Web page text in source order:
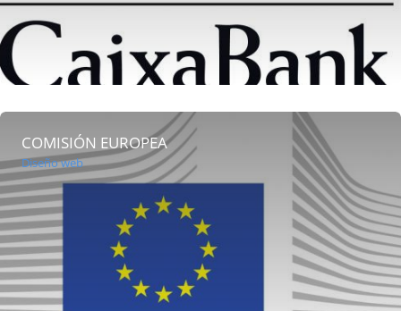
COMISIÓN EUROPEA
Diseño web